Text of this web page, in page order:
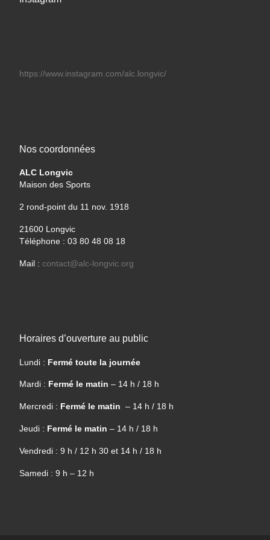
https://www.instagram.com/alc.longvic/
Nos coordonnées
ALC Longvic
Maison des Sports
2 rond-point du 11 nov. 1918
21600 Longvic
Téléphone : 03 80 48 08 18
Mail : contact@alc-longvic.org
Horaires d’ouverture au public
Lundi : Fermé toute la journée
Mardi : Fermé le matin – 14 h / 18 h
Mercredi : Fermé le matin – 14 h / 18 h
Jeudi : Fermé le matin – 14 h / 18 h
Vendredi : 9 h / 12 h 30 et 14 h / 18 h
Samedi : 9 h – 12 h